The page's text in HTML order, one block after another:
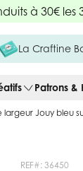
à 30€ les
La Craftine
Patrons &
largeur Jouy bleu
REF#: 36450